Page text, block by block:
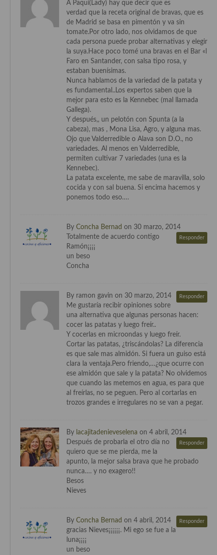
A Paqui(Lady) hay que decir que es
verdad que la receta original de bravas, que es
de Madrid se basa en pimentón y va sin
tomate.Por otro lado, nos olvidamos de que
cada persona puede probar alternativas y elegir
la suya.Hace poco tomé una bravas en el Bar «l
Faro en Santander, con salsa tipo rosa, y
estaban buenísimas.
Nunca hablamos de la variedad de la patata y
es fundamental..Los expertos saben que la
mejor para esto es la Kennebec (mal llamada
Gallega).
Y después,, un pelotón con Spunta (a la
cabeza), mas , Mona Lisa, Agro, y alguna mas.
Ojo que Valderredible o Alava son D.O., no
variedades. Al menos en Valderredible,
permiten cultivar 7 variedades (una es la
Kennebec).
La patata excelente, me sabe de maravilla, solo
cocida y con sal buena. Si encima hacemos y
ponemos todo eso….
By Concha Bernad on 30 marzo, 2014
Responder
Totalmente de acuerdo contigo
Ramón¡¡¡¡
un beso
Concha
By ramon gavin on 30 marzo, 2014 Responder
Me gustaría recibir opiniones sobre
una alternativa que algunas personas hacen:
cocer las patatas y luego freír..
Y cocerlas en microondas y luego freír.
Cortar las patatas, ¿triscándolas? La diferencia
es que sale mas almidón. Si fuera un guiso está
clara la ventaja.Pero friendo,…¿que ocurre con
ese almidón que sale y la patata? No olvidemos
que cuando las metemos en agua, es para que
al freírlas, no se peguen. Pero al cortarlas en
trozos grandes e irregulares no se van a pegar.
By lacajitadenieveselena on 4 abril, 2014
Responder
Después de probarla el otro día no
quiero que se me pierda, me la
apunto, la mejor salsa brava que he probado
nunca…. y no exagero!!
Besos
Nieves
By Concha Bernad on 4 abril, 2014 Responder
gracias Nieves¡¡¡¡¡¡. Mi ego se fue a la
luna¡¡¡¡
un beso